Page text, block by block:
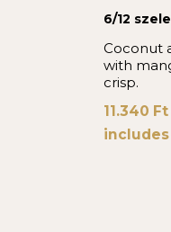
6/12
Coconut
with
crisp.
11.340 Ft
includes